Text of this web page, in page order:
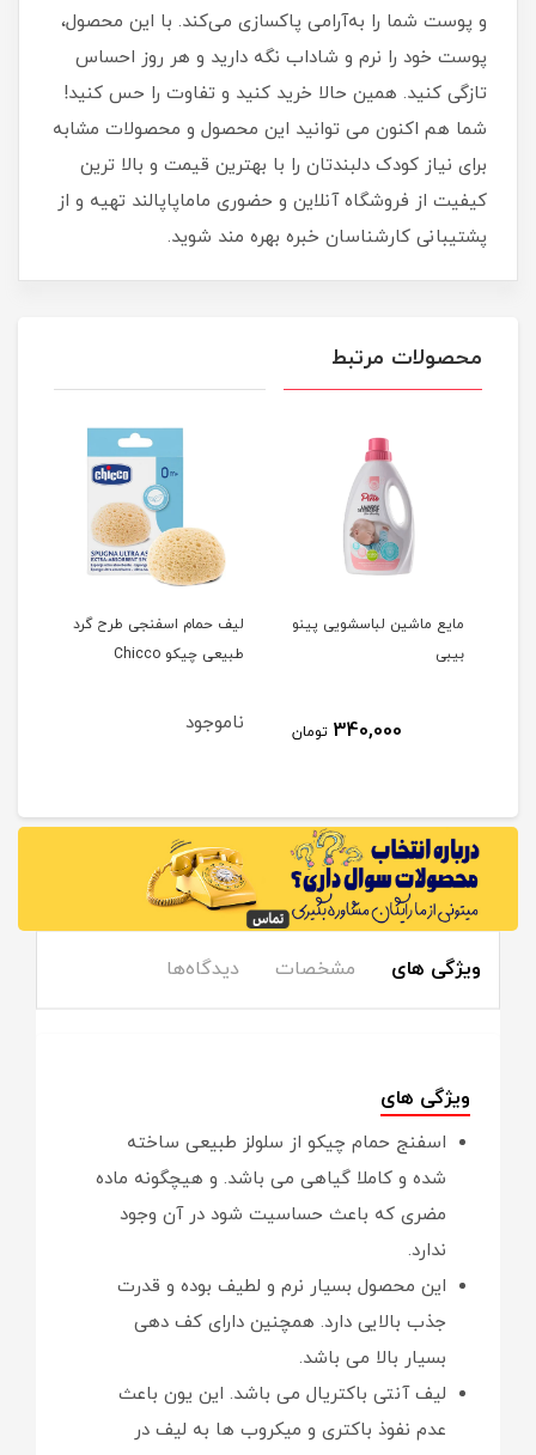
و پوست شما را به‌آرامی پاکسازی می‌کند. با این محصول،
پوست خود را نرم و شاداب نگه دارید و هر روز احساس
تازگی کنید. همین حالا خرید کنید و تفاوت را حس کنید!
شما هم اکنون می توانید این محصول و محصولات مشابه
برای نیاز کودک دلبندتان را با بهترین قیمت و بالا ترین
کیفیت از فروشگاه آنلاین و حضوری ماماپاپالند تهیه و از
پشتیبانی کارشناسان خبره بهره مند شوید.
محصولات مرتبط
مایع ماشین لباسشویی پینو
بیبی
340,000 تومان
لیف حمام اسفنجی طرح گرد
طبیعی چیکو Chicco
ناموجود
ویژگی های مشخصات دیدگاه‌ها
ویژگی های
اسفنج حمام چیکو از سلولز طبیعی ساخته
شده و کاملا گیاهی می باشد. و هیچگونه ماده
مضری که باعث حساسیت شود در آن وجود
ندارد.
این محصول بسیار نرم و لطیف بوده و قدرت
جذب بالایی دارد. همچنین دارای کف دهی
بسیار بالا می باشد.
لیف آنتی باکتریال می باشد. این یون باعث
عدم نفوذ باکتری و میکروب ها به لیف در